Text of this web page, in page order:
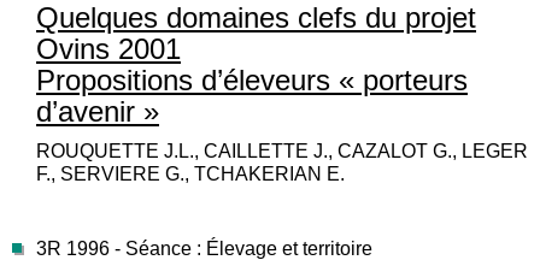
Quelques domaines clefs du projet
Ovins 2001
Propositions d’éleveurs « porteurs
d’avenir »
ROUQUETTE J.L., CAILLETTE J., CAZALOT G., LEGER
F., SERVIERE G., TCHAKERIAN E.
3R 1996 - Séance : Élevage et territoire